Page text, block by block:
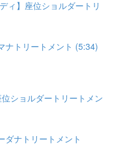
ィ】座位ショルダートリ
ナトリートメント (5:34)
ショルダートリートメン
ダナトリートメント